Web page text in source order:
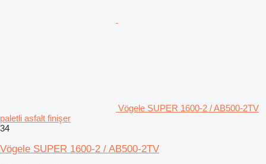
Vögele SUPER 1600-2 / AB500-2TV
paletli asfalt finişer
34
Vögele SUPER 1600-2 / AB500-2TV